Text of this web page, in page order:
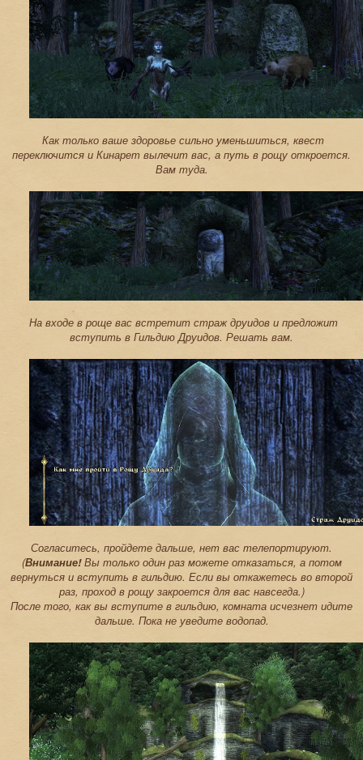
Как только ваше здоровье сильно уменьшиться, квест
переключится и Кинарет вылечит вас, а путь в рощу откроется.
Вам туда.
На входе в роще вас встретит страж друидов и предложит
вступить в Гильдию Друидов. Решать вам.
Согласитесь, пройдете дальше, нет вас телепортируют.
(Внимание!Вы только один раз можете отказаться, а потом
вернуться и вступить в гильдию. Если вы откажетесь во второй
раз, проход в рощу закроется для вас навсегда.)
После того, как вы вступите в гильдию, комната исчезнет идите
дальше. Пока не уведите водопад.